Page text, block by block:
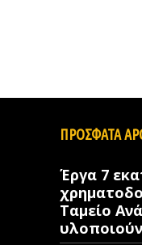
ΠΡΟΣΦΑΤΑ
Έργα 7
Ταμείο